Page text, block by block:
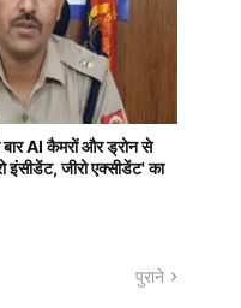
AI कैमरों और ड्रोन से
इंसीडेंट, जीरो एक्सीडेंट' का
पुराने